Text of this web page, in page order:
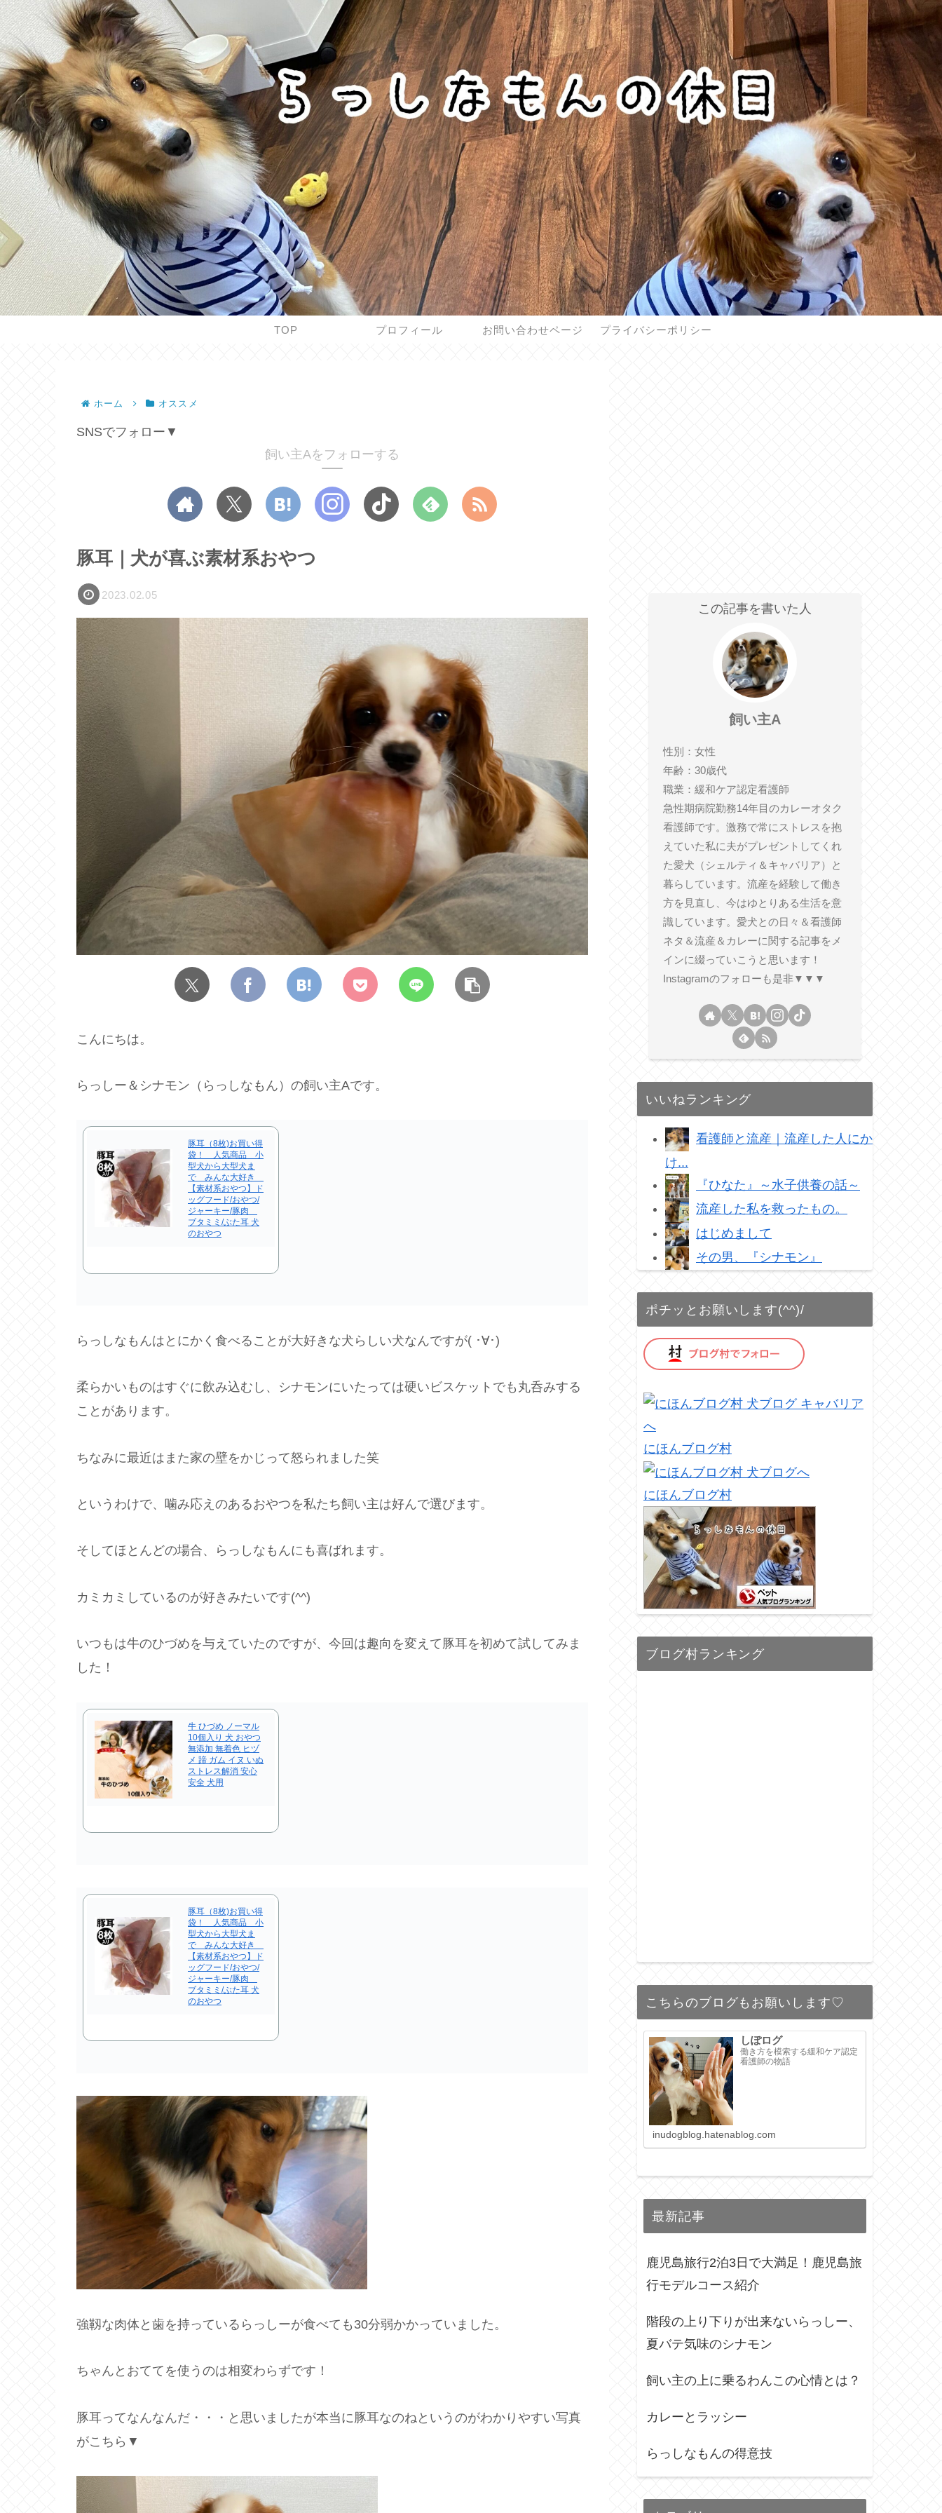
TOP プロフィール お問い合わせページ プライバシーポリシー
ホーム オススメ
SNSでフォロー▼
飼い主Aをフォローする
豚耳｜犬が喜ぶ素材系おやつ
2023.02.05
こんにちは。
らっしー＆シナモン（らっしなもん）の飼い主Aです。
豚耳（8枚)お買い得
袋！ 人気商品 小
型犬から大型犬ま
で みんな大好き
【素材系おやつ】ド
ッグフード/おやつ/
ジャーキー/豚肉
ブタミミ/ぶた耳 犬
のおやつ
らっしなもんはとにかく食べることが大好きな犬らしい犬なんですが( ･∀･)
柔らかいものはすぐに飲み込むし、シナモンにいたっては硬いビスケットでも丸呑みする
ことがあります。
ちなみに最近はまた家の壁をかじって怒られました笑
というわけで、噛み応えのあるおやつを私たち飼い主は好んで選びます。
そしてほとんどの場合、らっしなもんにも喜ばれます。
カミカミしているのが好きみたいです(^^)
いつもは牛のひづめを与えていたのですが、今回は趣向を変えて豚耳を初めて試してみま
した！
牛 ひづめ ノーマル
10個入り 犬 おやつ
無添加 無着色 ヒヅ
メ 蹄 ガム イヌ いぬ
ストレス解消 安心
安全 犬用
豚耳（8枚)お買い得
袋！ 人気商品 小
型犬から大型犬ま
で みんな大好き
【素材系おやつ】ド
ッグフード/おやつ/
ジャーキー/豚肉
ブタミミ/ぶた耳 犬
のおやつ
強靱な肉体と歯を持っているらっしーが食べても30分弱かかっていました。
ちゃんとおててを使うのは相変わらずです！
豚耳ってなんなんだ・・・と思いましたが本当に豚耳なのねというのがわかりやすい写真
がこちら▼
この記事を書いた人
飼い主A
性別：女性
年齢：30歳代
職業：緩和ケア認定看護師
急性期病院勤務14年目のカレーオタク
看護師です。激務で常にストレスを抱
えていた私に夫がプレゼントしてくれ
た愛犬（シェルティ＆キャバリア）と
暮らしています。流産を経験して働き
方を見直し、今はゆとりある生活を意
識しています。愛犬との日々＆看護師
ネタ＆流産＆カレーに関する記事をメ
インに綴っていこうと思います！
Instagramのフォローも是非▼▼▼
いいねランキング
看護師と流産｜流産した人にか
け...
『ひなた』～水子供養の話～
流産した私を救ったもの。
はじめまして
その男、『シナモン』
ポチッとお願いします(^^)/
にほんブログ村
にほんブログ村
ブログ村ランキング
こちらのブログもお願いします♡
しぽログ
働き方を模索する緩和ケア認定
看護師の物語
inudogblog.hatenablog.com
最新記事
鹿児島旅行2泊3日で大満足！鹿児島旅
行モデルコース紹介
階段の上り下りが出来ないらっしー、
夏バテ気味のシナモン
飼い主の上に乗るわんこの心情とは？
カレーとラッシー
らっしなもんの得意技